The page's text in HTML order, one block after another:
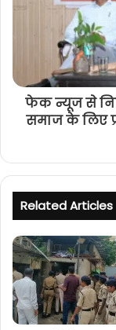
फेक न्यूज से
समाज के लिए
Related Articles